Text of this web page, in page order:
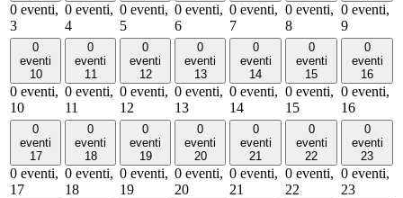
0 eventi,
3
0 eventi,
4
0 eventi,
5
0 eventi,
6
0 eventi,
7
0 eventi,
8
0 eventi,
9
0
eventi
10
0 eventi,
10
0
eventi
11
0 eventi,
11
0
eventi
12
0 eventi,
12
0
eventi
13
0 eventi,
13
0
eventi
14
0 eventi,
14
0
eventi
15
0 eventi,
15
0
eventi
16
0 eventi,
16
0
eventi
17
0 eventi,
17
0
eventi
18
0 eventi,
18
0
eventi
19
0 eventi,
19
0
eventi
20
0 eventi,
20
0
eventi
21
0 eventi,
21
0
eventi
22
0 eventi,
22
0
eventi
23
0 eventi,
23